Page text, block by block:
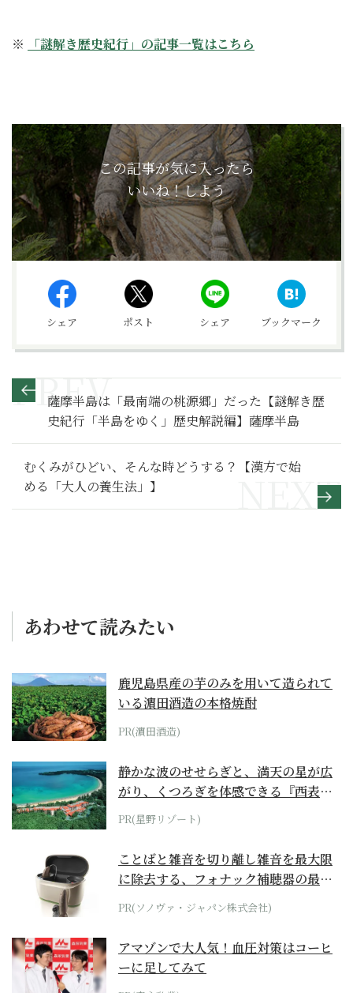
※ 「謎解き歴史紀行」の記事一覧はこちら
この記事が気に入ったら
いいね！しよう
シェア ポスト シェア ブックマーク
薩摩半島は「最南端の桃源郷」だった【謎解き歴
史紀行「半島をゆく」歴史解説編】薩摩半島
むくみがひどい、そんな時どうする？【漢方で始
める「大人の養生法」】
あわせて読みたい
鹿児島県産の芋のみを用いて造られて
いる濵田酒造の本格焼酎
PR(濵田酒造)
静かな波のせせらぎと、満天の星が広
がり、くつろぎを体感できる『西表島
ホテル by...
PR(星野リゾート)
ことばと雑音を切り離し雑音を最大限
に除去する、フォナック補聴器の最上
位モデル
PR(ソノヴァ・ジャパン株式会社)
アマゾンで大人気！血圧対策はコーヒ
ーに足してみて